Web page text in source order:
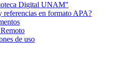
Digital UNAM"
referencias en formato APA?
de uso